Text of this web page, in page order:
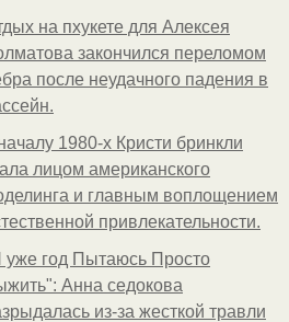
на пхукете для Алексея
закончился переломом
после неудачного падения в
1980-х Кристи бринкли
лицом американского
и главным воплощением
привлекательности.
уже год Пытаюсь Просто
Анна седокова
из-за жесткой травли